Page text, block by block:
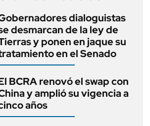
36 segundos
dialoguistas
desmarcan de la ley de
y ponen en jaque su
en el Senado
BCRA renovó el swap con
y amplió su vigencia a
años